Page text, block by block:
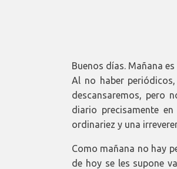
Buenos días. Mañana
Al no haber
descansaremos, pero
diario precisamente
ordinariez y una
Como mañana no hay
de hoy se les supone